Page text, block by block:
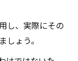
し、実際にその
ょう。